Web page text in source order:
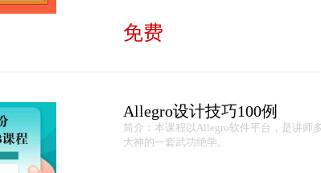
免费
Allegro设计技巧100例
简介：本课程以Allegro软件平台，是讲师
大神的一套武功绝学。